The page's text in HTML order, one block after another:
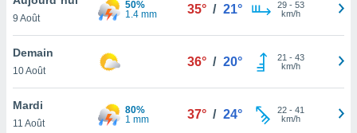
et
»,
au
vous
qu'ils
9 Août
50%
1.4 mm
35° / 21° 29- 53
km/h
Demain
10 Août
36° / 20° 21 - 43
km/h
Mardi
11 Août
80%
1 mm
37° / 24° 22- 41
km/h